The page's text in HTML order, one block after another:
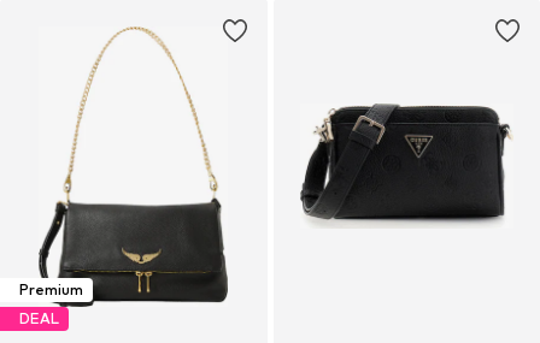
Premium
DEAL